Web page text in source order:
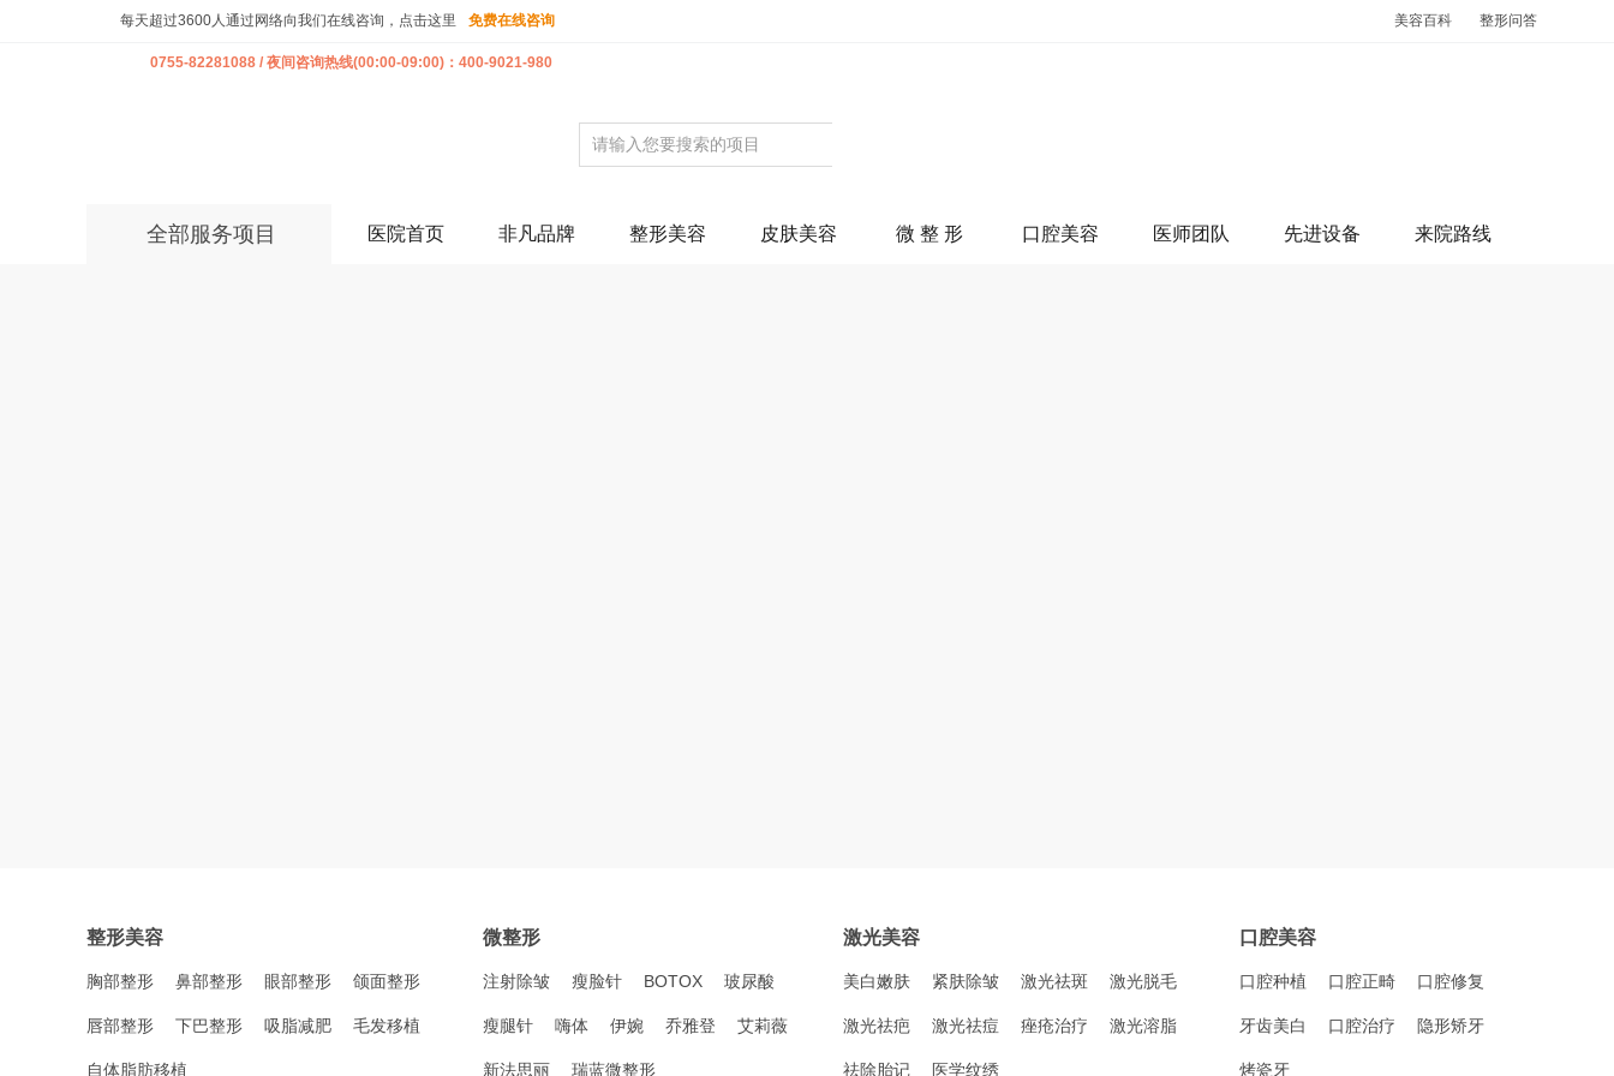
每天超过3600人通过网络向我们在线咨询，点击这里 免费在线咨询
0755-82281088 / 夜间咨询热线(00:00-09:00)：400-9021-980
美容百科 整形问答
全部服务项目 医院首页 非凡品牌 整形美容 皮肤美容 微 整 形 口腔美容 医师团队 先进设备 来院路线
整形美容
胸部整形 鼻部整形 眼部整形 颌面整形
唇部整形 下巴整形 吸脂减肥 毛发移植
自体脂肪移植
微整形
注射除皱 瘦脸针 BOTOX 玻尿酸
瘦腿针 嗨体 伊婉 乔雅登 艾莉薇
新法思丽 瑞蓝微整形
激光美容
美白嫩肤 紧肤除皱 激光祛斑 激光脱毛
激光祛疤 激光祛痘 痤疮治疗 激光溶脂
祛除胎记 医学纹绣
口腔美容
口腔种植 口腔正畸 口腔修复
牙齿美白 口腔治疗 隐形矫牙
烤瓷牙